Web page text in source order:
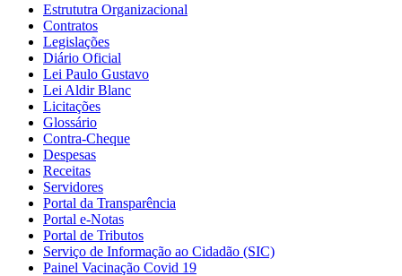
Estrututra Organizacional
Contratos
Legislações
Diário Oficial
Lei Paulo Gustavo
Lei Aldir Blanc
Licitações
Glossário
Contra-Cheque
Despesas
Receitas
Servidores
Portal da Transparência
Portal e-Notas
Portal de Tributos
Serviço de Informação ao Cidadão (SIC)
Painel Vacinação Covid 19